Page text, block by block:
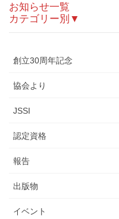
お知らせ一覧
カテゴリー別▼
創立30周年記念
協会より
JSSI
認定資格
報告
出版物
イベント